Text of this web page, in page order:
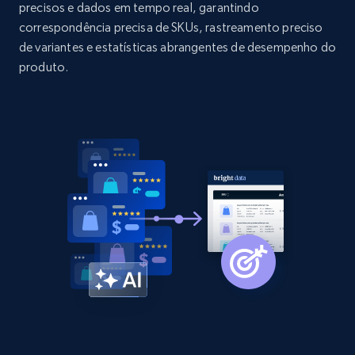
more.
2.1K+ 375+ Comece agora
products from Brands URLs
Title, Seller name, Brand, Description, Initial
price, Currency, Availability, Reviews count, and
375+ Comece agora
precisos e dados em tempo real, garantindo
correspondência precisa de SKUs, rastreamento preciso
de variantes e estatísticas abrangentes de desempenho do
produto.